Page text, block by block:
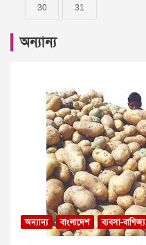
30 31
অন্যান্য
অন্যান্য বাংলাদেশ ব্যবসা-বাণিজ্য